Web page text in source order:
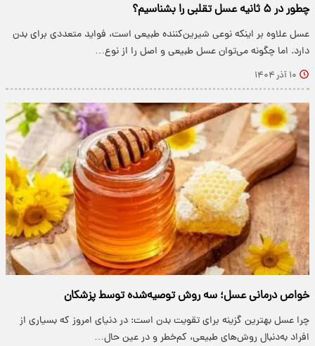
چطور در ۵ ثانیه عسل تقلبی را بشناسیم؟
عسل علاوه بر اینکه نوعی شیرین‌کننده طبیعی است، فواید متعددی برای بدن
دارد. اما چگونه می‌توان عسل طبیعی و اصل را از نوع…
۱۰ آذر ۱۴۰۴
خواص درمانی عسل؛ سه روش توصیه‌شده توسط پزشکان
چرا عسل بهترین گزینه برای تقویت بدن است: در دنیای امروز که بسیاری از
افراد به‌دنبال روش‌های طبیعی، کم‌خطر و در عین حال…